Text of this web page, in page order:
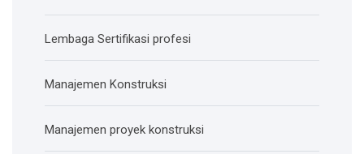
Lembaga Sertifikasi profesi
Manajemen Konstruksi
Manajemen proyek konstruksi